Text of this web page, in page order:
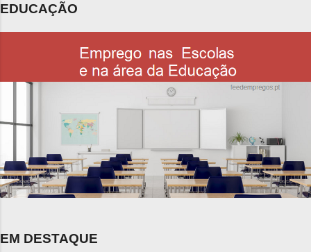
EDUCAÇÃO
EM DESTAQUE